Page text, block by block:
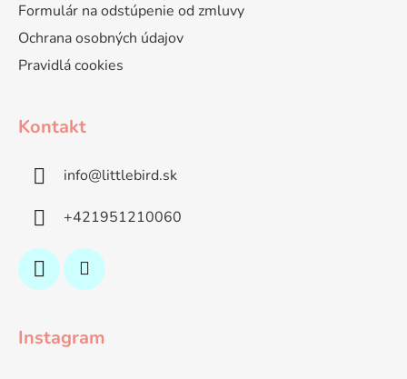
Formulár na odstúpenie od zmluvy
Ochrana osobných údajov
Pravidlá cookies
Kontakt
info@littlebird.sk
+421951210060
Instagram